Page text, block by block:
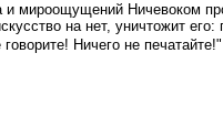
мироощущений Ничевоком
на нет, уничтожит
Ничего не